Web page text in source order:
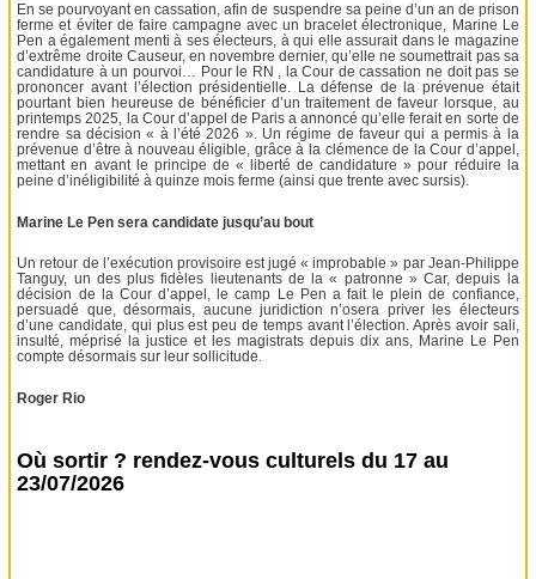
En se pourvoyant en cassation, afin de suspendre sa peine d’un an de prison
ferme et éviter de faire campagne avec un bracelet électronique, Marine Le
Pen a également menti à ses électeurs, à qui elle assurait dans le magazine
d’extrême droite Causeur, en novembre dernier, qu’elle ne soumettrait pas sa
candidature à un pourvoi… Pour le RN , la Cour de cassation ne doit pas se
prononcer avant l’élection présidentielle. La défense de la prévenue était
pourtant bien heureuse de bénéficier d’un traitement de faveur lorsque, au
printemps 2025, la Cour d’appel de Paris a annoncé qu’elle ferait en sorte de
rendre sa décision « à l’été 2026 ». Un régime de faveur qui a permis à la
prévenue d’être à nouveau éligible, grâce à la clémence de la Cour d’appel,
mettant en avant le principe de « liberté de candidature » pour réduire la
peine d’inéligibilité à quinze mois ferme (ainsi que trente avec sursis).
Marine Le Pen sera candidate jusqu’au bout
Un retour de l’exécution provisoire est jugé « improbable » par Jean-Philippe
Tanguy, un des plus fidèles lieutenants de la « patronne » Car, depuis la
décision de la Cour d’appel, le camp Le Pen a fait le plein de confiance,
persuadé que, désormais, aucune juridiction n’osera priver les électeurs
d’une candidate, qui plus est peu de temps avant l’élection. Après avoir sali,
insulté, méprisé la justice et les magistrats depuis dix ans, Marine Le Pen
compte désormais sur leur sollicitude.
Roger Rio
Où sortir ? rendez-vous culturels du 17 au
23/07/2026